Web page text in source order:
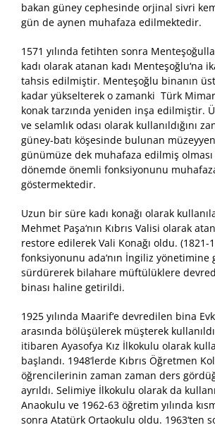
bakan güney cephesinde orjinal sivri
gün de aynen muhafaza edilmektedir.
1571 yılında fetihten sonra
kadı olarak atanan kadı Menteşoğlu‘na
tahsis edilmiştir. Menteşoğlu binanın üst
kadar yükselterek o zamanki Türk
konak tarzında yeniden inşa edilmiştir.
ve selamlık odası olarak kullanıldığını
güney-batı köşesinde bulunan
günümüze dek muhafaza edilmiş
dönemde önemli fonksiyonunu
göstermektedir.
Uzun bir süre kadı konağı olarak
Mehmet Paşa‘nın Kıbrıs Valisi olarak
restore edilerek Vali Konağı oldu. (1821-
fonksiyonunu ada‘nın İngiliz yönetimine
sürdürerek bilahare müftülüklere
binası haline getirildi.
1925 yılında Maarif‘e devredilen bina
arasında bölüşülerek müşterek
itibaren Ayasofya Kız İlkokulu olarak
başlandı. 1948‘lerde Kıbrıs Öğretmen
öğrencilerinin zaman zaman ders
ayrıldı. Selimiye İlkokulu olarak da
Anaokulu ve 1962-63 öğretim yılında
sonra Atatürk Ortaokulu oldu. 1963‘ten